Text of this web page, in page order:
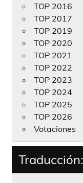
TOP 2016
TOP 2017
TOP 2019
TOP 2020
TOP 2021
TOP 2022
TOP 2023
TOP 2024
TOP 2025
TOP 2026
Votaciones
Traducción: